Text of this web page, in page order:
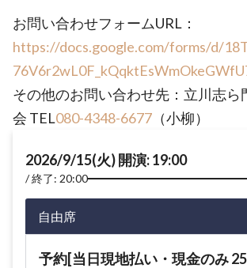
お問い合わせフォームURL：
https://docs.google.com/forms/d/
その他のお問い合わせ先：立川志ら
会 TEL080-4348-6677 （小柳）
2026/9/15(火) 開演: 19:00
終了: 20:00
自由席
予約[当日現地払い・現金のみ